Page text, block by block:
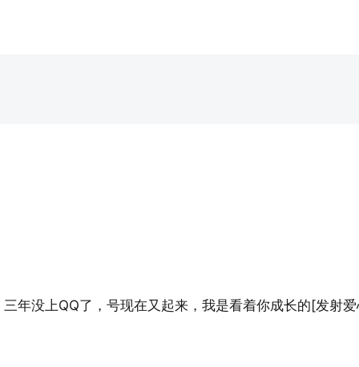
年没上QQ了，号现在又起来，我是看着你成长的[发射